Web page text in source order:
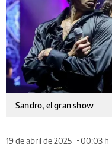
Sandro, el gran show
19 de abril de 2025 00:03 h